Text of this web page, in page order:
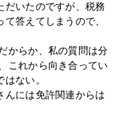
だいたのですが、税務
答えてしまうので、
からか、私の質問は分
これから向き合ってい
ない。
んには免許関連からは